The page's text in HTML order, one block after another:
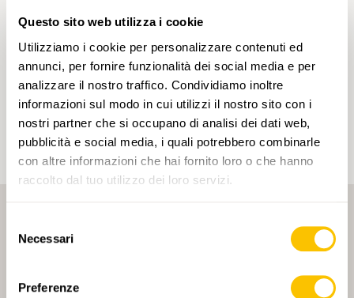
Questo sito web utilizza i cookie
Utilizziamo i cookie per personalizzare contenuti ed
annunci, per fornire funzionalità dei social media e per
analizzare il nostro traffico. Condividiamo inoltre
informazioni sul modo in cui utilizzi il nostro sito con i
nostri partner che si occupano di analisi dei dati web,
pubblicità e social media, i quali potrebbero combinarle
con altre informazioni che hai fornito loro o che hanno
raccolto dal tuo utilizzo dei loro servizi.
delNecessari
Preferenze
Media
Cliccando su un tag, puoi aggiungerlo al tuo
account e ottenere contenuti personalizzati in base
ai tuoi interessi. I tag possono essere salvati solo in
un account.